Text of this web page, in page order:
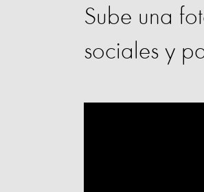
Sube una
sociales y